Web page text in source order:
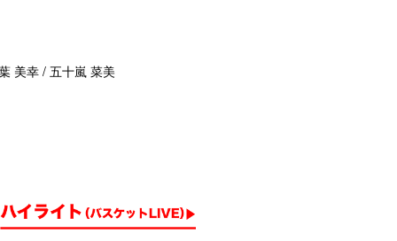
美幸 / 五十嵐 菜美